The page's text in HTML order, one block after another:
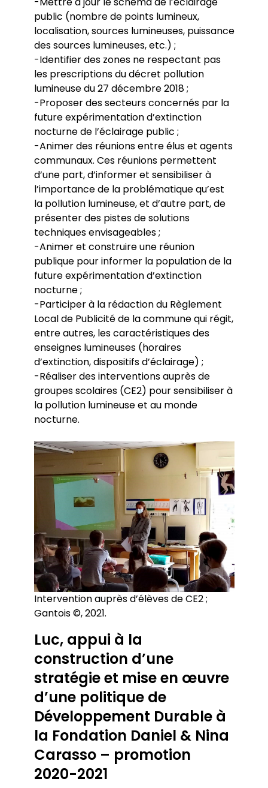
public (nombre de points lumineux,
localisation, sources lumineuses, puissance
des sources lumineuses, etc.) ;
-Identifier des zones ne respectant pas
les prescriptions du décret pollution
lumineuse du 27 décembre 2018 ;
-Proposer des secteurs concernés par la
future expérimentation d’extinction
nocturne de l’éclairage public ;
-Animer des réunions entre élus et agents
communaux. Ces réunions permettent
d’une part, d’informer et sensibiliser à
l’importance de la problématique qu’est
la pollution lumineuse, et d’autre part, de
présenter des pistes de solutions
techniques envisageables ;
-Animer et construire une réunion
publique pour informer la population de la
future expérimentation d’extinction
nocturne ;
-Participer à la rédaction du Règlement
Local de Publicité de la commune qui régit,
entre autres, les caractéristiques des
enseignes lumineuses (horaires
d’extinction, dispositifs d’éclairage) ;
-Réaliser des interventions auprès de
groupes scolaires (CE2) pour sensibiliser à
la pollution lumineuse et au monde
nocturne.
Intervention auprès d’élèves de CE2 ;
Gantois ©, 2021.
Luc, appui à la
construction d’une
stratégie et mise en œuvre
d’une politique de
Développement Durable à
la Fondation Daniel & Nina
Carasso – promotion
2020-2021